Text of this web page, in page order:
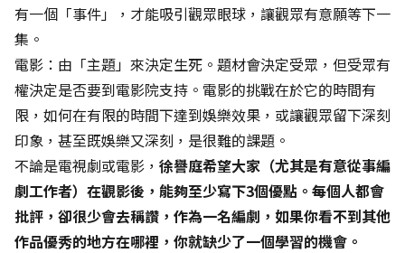
有一個「事件」，才能吸引觀眾眼球，讓觀眾有意願等下一
集。
電影：由「主題」來決定生死。題材會決定受眾，但受眾有
權決定是否要到電影院支持。電影的挑戰在於它的時間有
限，如何在有限的時間下達到娛樂效果，或讓觀眾留下深刻
印象，甚至既娛樂又深刻，是很難的課題。
不論是電視劇或電影， 徐譽庭希望大家（尤其是有意從事編
劇工作者）在觀影後，能夠至少寫下3個優點。每個人都會
批評，卻很少會去稱讚，作為一名編劇，如果你看不到其他
作品優秀的地方在哪裡，你就缺少了一個學習的機會。